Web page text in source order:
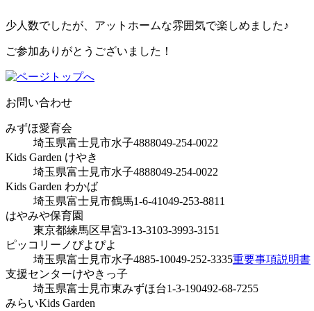
少人数でしたが、アットホームな雰囲気で楽しめました♪
ご参加ありがとうございました！
お問い合わせ
みずほ愛育会
埼玉県富士見市水子4888049-254-0022
Kids Garden けやき
埼玉県富士見市水子4888049-254-0022
Kids Garden わかば
埼玉県富士見市鶴馬1-6-41049-253-8811
はやみや保育園
東京都練馬区早宮3-13-3103-3993-3151
ピッコリーノぴよぴよ
埼玉県富士見市水子4885-10049-252-3335重要事項説明書
支援センターけやきっ子
埼玉県富士見市東みずほ台1-3-190492-68-7255
みらいKids Garden